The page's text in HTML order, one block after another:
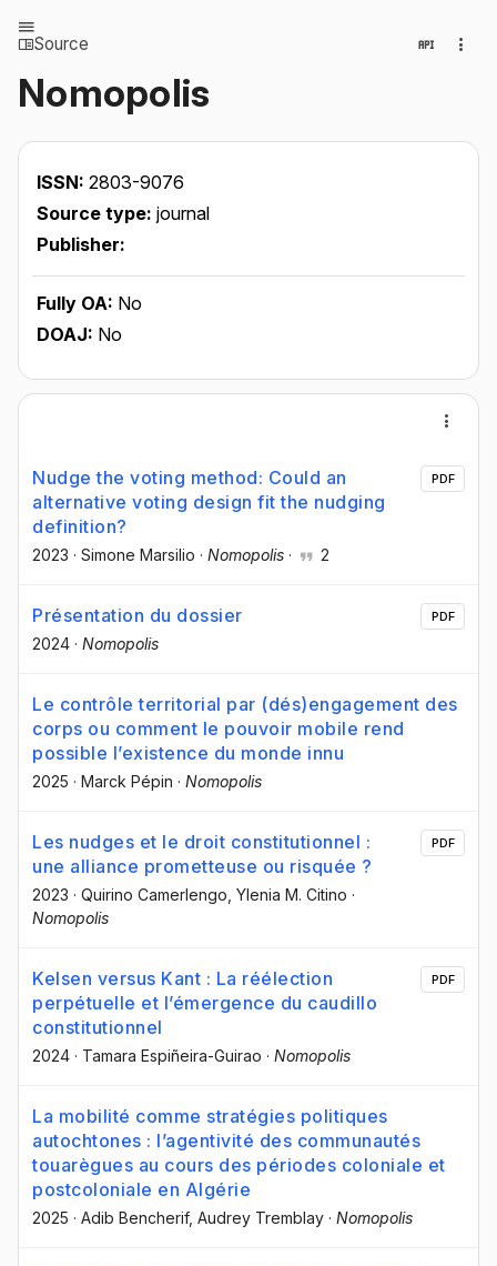
Source
Nomopolis
ISSN: 2803-9076
Source type: journal
Publisher:
Fully OA: No
DOAJ: No
Nudge the voting method: Could an
alternative voting design fit the nudging
definition?
2023 · Simone Marsilio · Nomopolis · 2
PDF
Présentation du dossier
2024 · Nomopolis
PDF
Le contrôle territorial par (dés)engagement des
corps ou comment le pouvoir mobile rend
possible l’existence du monde innu
2025 · Marck Pépin · Nomopolis
Les nudges et le droit constitutionnel :
une alliance prometteuse ou risquée ?
2023 · Quirino Camerlengo , Ylenia M. Citino ·
Nomopolis
PDF
Kelsen versus Kant : La réélection
perpétuelle et l’émergence du caudillo
constitutionnel
2024 · Tamara Espiñeira-Guirao · Nomopolis
PDF
La mobilité comme stratégies politiques
autochtones : l’agentivité des communautés
touarègues au cours des périodes coloniale et
postcoloniale en Algérie
2025 · Adib Bencherif, Audrey Tremblay · Nomopolis